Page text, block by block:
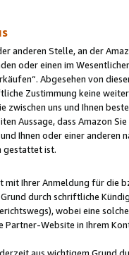
anderen Stelle, an der
oder einen im
Abgesehen von
Zustimmung keine
zwischen uns und Ihnen
Aussage, dass Amazon
Ihnen oder einer
gestattet ist.
Ihrer Anmeldung für die
durch schriftliche
wobei eine
Partner-Website in Ihrem
aus wichtigem Grund